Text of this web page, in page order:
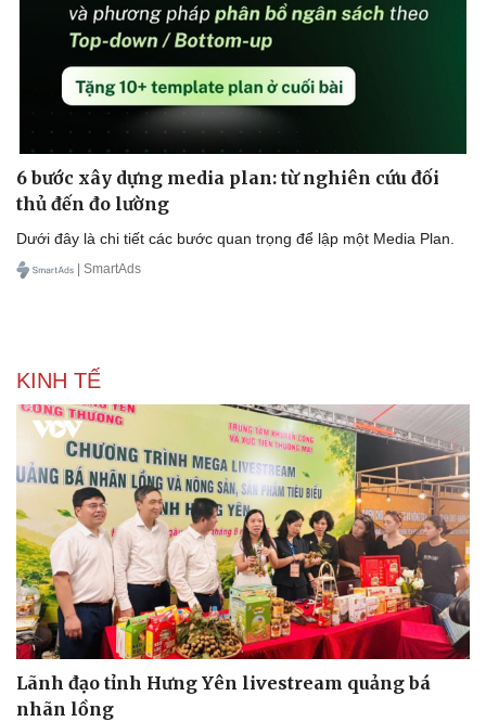
Văn hóa
Sân khấu - Điện ảnh
Văn học
Âm nhạc
Giải trí
Nghệ sĩ
Thời trang
6 bước xây dựng media plan: từ nghiên cứu đối
thủ đến đo lường
Dưới đây là chi tiết các bước quan trọng để lập một Media Plan.
| SmartAds
KINH TẾ
Lãnh đạo tỉnh Hưng Yên livestream quảng bá
nhãn lồng